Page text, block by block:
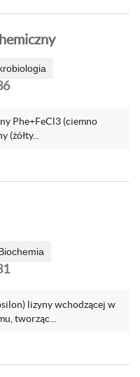
Phe+FeCl3 (ciemno
lizyny wchodzącej w
tworząc...